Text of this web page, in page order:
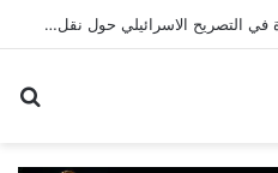
تقدير موقف استراتيجي | قراءة في التصريح الاسرائيلي حول نقل المفاوضات مع لبنان من واشنطن الى روما